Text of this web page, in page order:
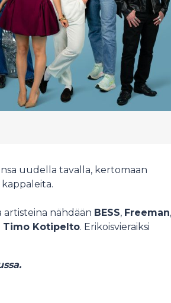
uudella tavalla, kertomaan
artisteina nähdään BESS, Freeman,
Timo Kotipelto. Erikoisvieraiksi